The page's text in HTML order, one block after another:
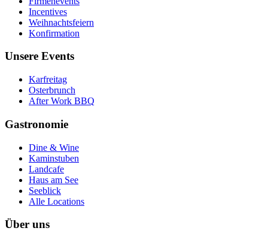
Incentives
Weihnachtsfeiern
Konfirmation
Unsere Events
Karfreitag
Osterbrunch
After Work BBQ
Gastronomie
Dine & Wine
Kaminstuben
Landcafe
Haus am See
Seeblick
Alle Locations
Über uns